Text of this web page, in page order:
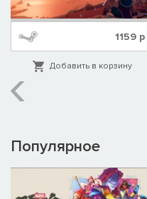
1159р
Добавить в корзину
Популярное